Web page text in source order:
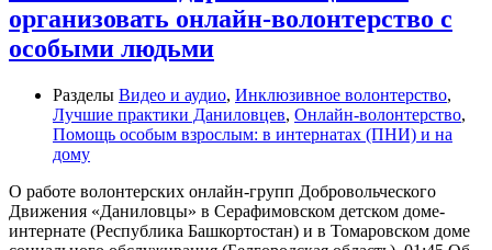
организовать онлайн-волонтерство с
особыми людьми
Разделы Видео и аудио, Инклюзивное волонтерство,
Лучшие практики Даниловцев, Онлайн-волонтерство,
Помощь особым взрослым: в интернатах (ПНИ) и на
дому
О работе волонтерских онлайн-групп Добровольческого
Движения «Даниловцы» в Серафимовском детском доме-
интернате (Республика Башкортостан) и в Томаровском доме